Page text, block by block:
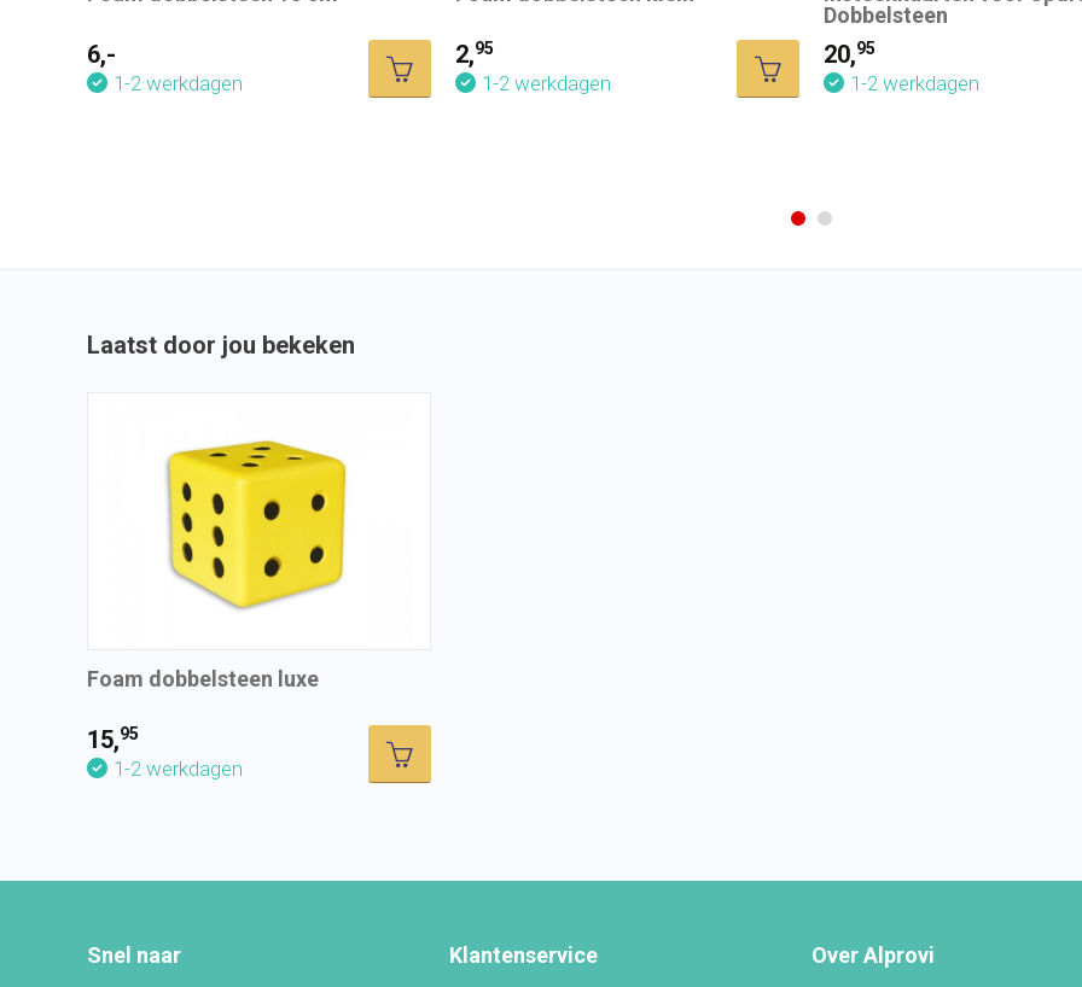
6,-
1-2 werkdagen
2,95
1-2 werkdagen
Dobbelsteen
20,95
1-2 werkdagen
Laatst door jou bekeken
Foam dobbelsteen luxe
15,95
1-2 werkdagen
Snel naar Klantenservice Over Alprovi